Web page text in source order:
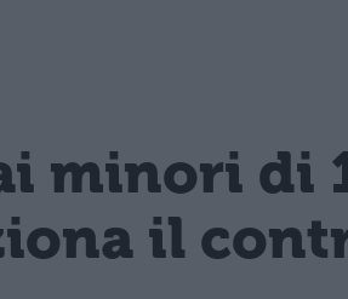
minori di
il